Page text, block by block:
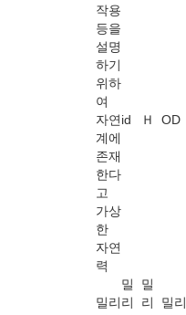
작용
등을
설명
하기
위하
여
자연
계에
존재
한다
고
가상
한
자연
력
id Ｈ OD
밀리
밀
리
밀
리
밀리